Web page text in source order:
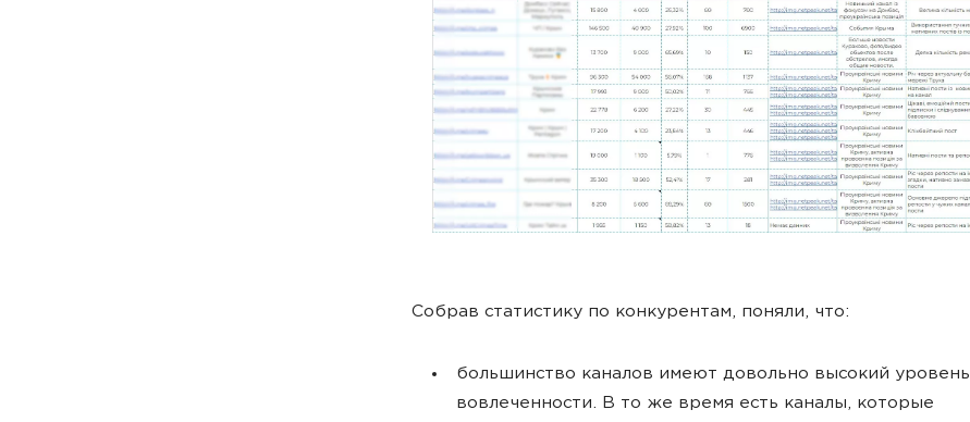
Собрав статистику по конкурентам, поняли, что:
большинство каналов имеют довольно высокий уровень
вовлеченности. В то же время есть каналы, которые